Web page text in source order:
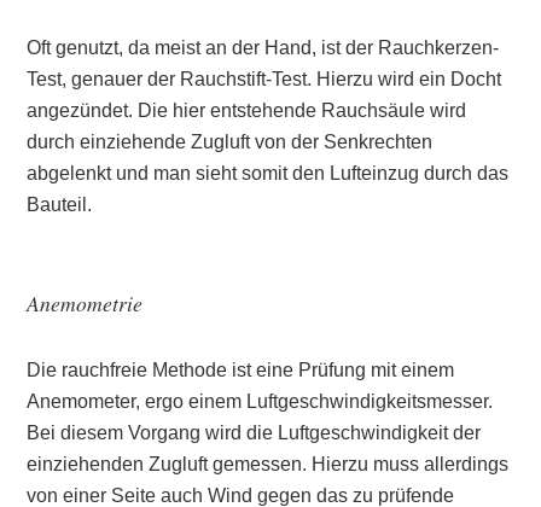
Oft genutzt, da meist an der Hand, ist der Rauchkerzen-
Test, genauer der Rauchstift-Test. Hierzu wird ein Docht
angezündet. Die hier entstehende Rauchsäule wird
durch einziehende Zugluft von der Senkrechten
abgelenkt und man sieht somit den Lufteinzug durch das
Bauteil.
Anemometrie
Die rauchfreie Methode ist eine Prüfung mit einem
Anemometer, ergo einem Luftgeschwindigkeitsmesser.
Bei diesem Vorgang wird die Luftgeschwindigkeit der
einziehenden Zugluft gemessen. Hierzu muss allerdings
von einer Seite auch Wind gegen das zu prüfende